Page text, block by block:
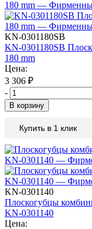
KN-0301180SB
KN-0301180SB
180 mm
Цена:
3 306 ₽
-
В корзину
Купить в 1 клик
KN-0301140
Плоскогубцы
KN-0301140
Цена: